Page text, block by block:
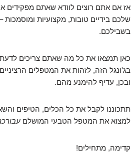
אז אם אתם רוצים לוודא שאתם מפקידים
שלכם בידיים טובות, מקצועיות
בשבילכם.
כאן תמצאו את כל מה שאתם צריכים לדעת
בג'ונגל הזה, לזהות את המטפלים
ובכן, עדיף להימנע מהם.
תתכוננו לקבל את כל הכלים, הטיפים
למצוא את המטפל הטבעי המושלם
קדימה, מתחילים!